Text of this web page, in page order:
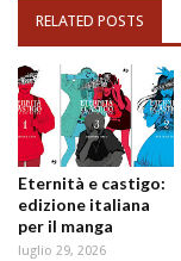
RELATED POSTS
Eternità e castigo:
edizione italiana
per il manga
luglio 29, 2026